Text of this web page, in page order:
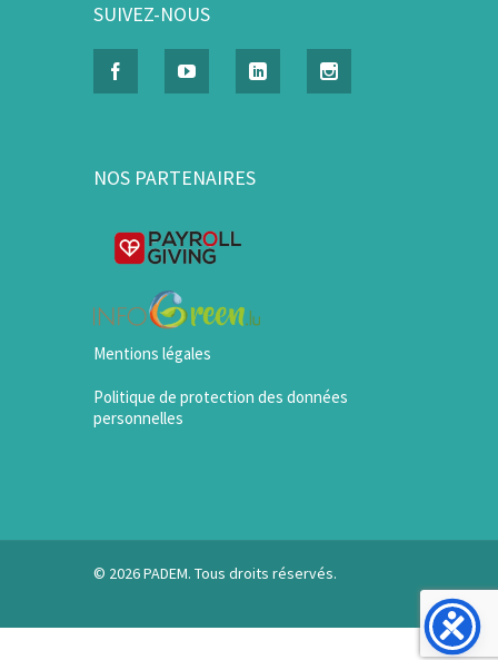
SUIVEZ-NOUS
NOS PARTENAIRES
Mentions légales
Politique de protection des données
personnelles
© 2026 PADEM. Tous droits réservés.